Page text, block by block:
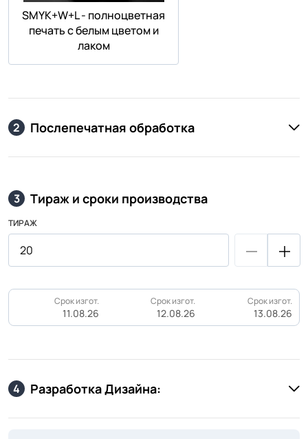
SMYK+W+L - полноцветная
печать с белым цветом и
лаком
2 Послепечатная обработка
3 Тираж и сроки производства
ТИРАЖ
Срок изгот.
11.08.26
Срок изгот.
12.08.26
Срок изгот.
13.08.26
4 Разработка Дизайна: